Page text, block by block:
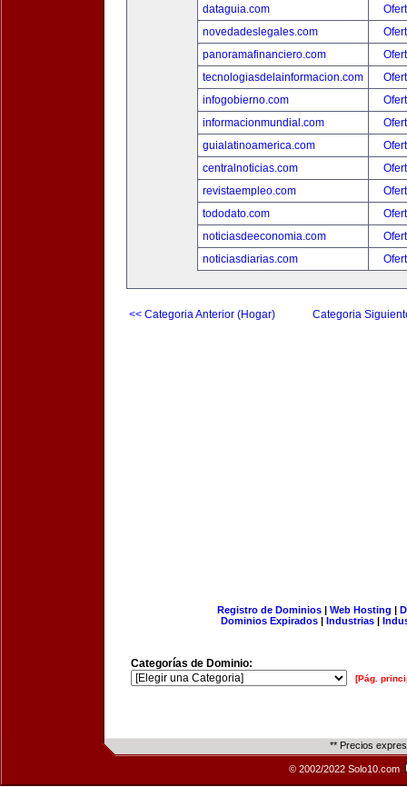
dataguia.com
novedadeslegales.com
panoramafinanciero.com
tecnologiasdelainformacion.com
infogobierno.com
informacionmundial.com
guialatinoamerica.com
centralnoticias.com
revistaempleo.com
tododato.com
noticiasdeeconomia.com
noticiasdiarias.com
<< Categoria Anterior (Hogar) Categoria
Registro de Dominios| Web Hosting |
Dominios Expirados | Industrias |
Categorías de Dominio:
[Pág.
** Precios
© 2002/2022 Solo10.com